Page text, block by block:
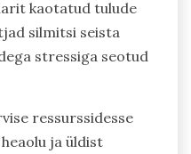
tervise tõttu
puudumine ja
vaimse tervise
aastas